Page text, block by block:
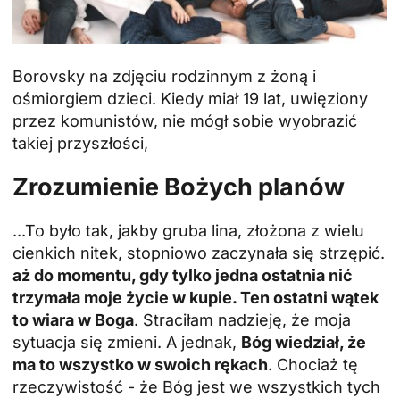
Borovsky na zdjęciu rodzinnym z żoną i
ośmiorgiem dzieci. Kiedy miał 19 lat, uwięziony
przez komunistów, nie mógł sobie wyobrazić
takiej przyszłości,
Zrozumienie Bożych planów
...To było tak, jakby gruba lina, złożona z wielu
cienkich nitek, stopniowo zaczynała się strzępić.
aż do momentu, gdy tylko jedna ostatnia nić
trzymała moje życie w kupie. Ten ostatni wątek
to wiara w Boga. Straciłam nadzieję, że moja
sytuacja się zmieni. A jednak, Bóg wiedział, że
ma to wszystko w swoich rękach. Chociaż tę
rzeczywistość - że Bóg jest we wszystkich tych